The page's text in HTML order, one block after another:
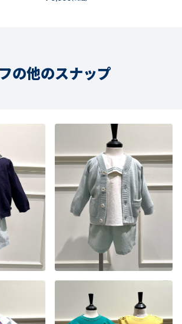
の他のスナップ